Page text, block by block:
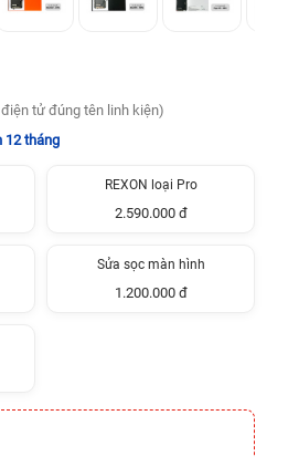
tử đúng tên linh kiện)
12 tháng
REXON loại Pro
2.590.000 đ
Sửa sọc màn hình
1.200.000 đ